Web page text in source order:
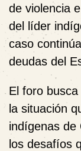
de violencia
del líder
caso
deudas del
El foro
la situación
indígenas de
los desafíos